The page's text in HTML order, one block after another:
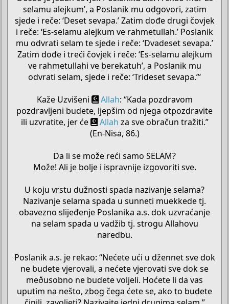
selamu alejkum’, a Poslanik mu odgovori, zatim
sjede i reče: ‘Deset sevapa.’ Zatim dođe drugi čovjek
i reče: ‘Es-selamu alejkum ve rahmetullah.’ Poslanik
mu odvrati selam te sjede i reče: ‘Dvadeset sevapa.’
Zatim dođe i treći čovjek i reče: ‘Es-selamu alejkum
ve rahmetullahi ve berekatuh’, a Poslanik mu
odvrati selam, sjede i reče: ‘Trideset sevapa.”‘
Kaže Uzvišeni
Allah: “Kada pozdravom
pozdravljeni budete, ljepšim od njega otpozdravite
ili uzvratite, jer će
Allah za sve obračun tražiti.”
(En-Nisa, 86.)
Da li se može reći samo SELAM?
Može! Ali je bolje i ispravnije izgovoriti sve.
U koju vrstu dužnosti spada nazivanje selama?
Nazivanje selama spada u sunneti muekkede tj.
obavezno slijeđenje Poslanika a.s. dok uzvraćanje
na selam spada u vadžib tj. strogu Allahovu
naredbu.
Poslanik a.s. je rekao: “Nećete ući u džennet sve dok
ne budete vjerovali, a nećete vjerovati sve dok se
meðusobno ne budete voljeli. Hoćete li da vas
uputim na nešto, zbog čega ćete se, ako to budete